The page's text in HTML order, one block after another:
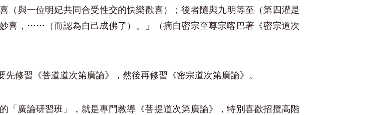
（與一位明妃共同合受性交的快樂歡喜）；後者隨與九明等至（第四灌是
喜，……（而認為自己成佛了）。」（摘自密宗至尊宗喀巴著《密宗道次
修習《菩道道次第廣論》，然後再修習《密宗道次第廣論》。
「廣論研習班」，就是專門教導《菩提道次第廣論》，特別喜歡招攬高階